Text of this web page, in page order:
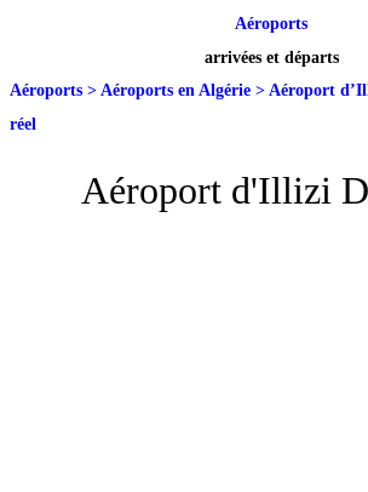
Aéroports
arrivées et départs
Aéroports > Aéroports en Algérie > Aéroport
réel
Aéroport d'Illizi